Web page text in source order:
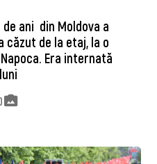
ani din Moldova a
căzut de la etaj, la o
Era internată